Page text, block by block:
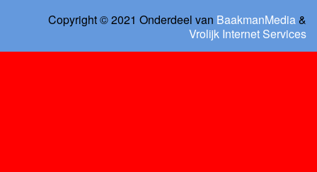
Copyright © 2021 Onderdeel van BaakmanMedia&
Vrolijk Internet Services